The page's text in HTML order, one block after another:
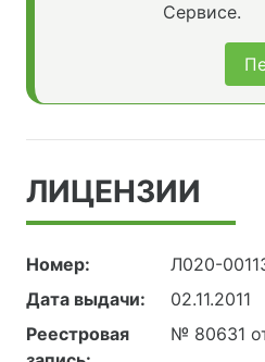
Сервисе.
ЛИЦЕНЗИИ
Номер:
Л020-
Дата выдачи:
02.11.2011
Реестровая
№ 80631